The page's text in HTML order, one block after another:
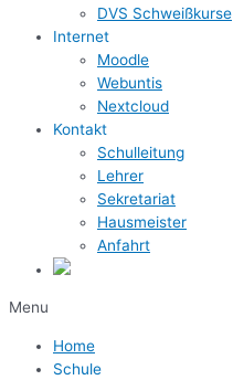
DVS Schweißkurse
Internet
Moodle
Webuntis
Nextcloud
Kontakt
Schulleitung
Lehrer
Sekretariat
Hausmeister
Anfahrt
Menu
Home
Schule